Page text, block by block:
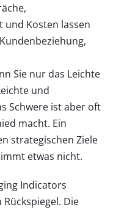
und Kosten lassen
Sie nur das Leichte
und
Schwere ist aber oft
macht. Ein
strategischen Ziele
etwas nicht.
Indicators
Die